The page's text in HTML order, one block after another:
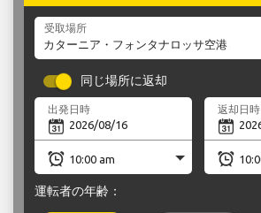
受取場所
同じ場所に返却
出発日時 返却日時
運転者の年齢：